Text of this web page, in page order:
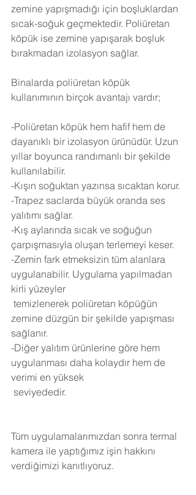
zemine yapışmadığı için boşluklardan
sıcak-soğuk geçmektedir. Poliüretan
köpük ise zemine yapışarak boşluk
bırakmadan izolasyon sağlar.
Binalarda poliüretan köpük
kullanımının birçok avantajı vardır;
-Poliüretan köpük hem hafif hem de
dayanıklı bir izolasyon ürünüdür. Uzun
yıllar boyunca randımanlı bir şekilde
kullanılabilir.
-Kışın soğuktan yazınsa sıcaktan korur.
-Trapez saclarda büyük oranda ses
yalıtımı sağlar.
-Kış aylarında sıcak ve soğuğun
çarpışmasıyla oluşan terlemeyi keser.
-Zemin fark etmeksizin tüm alanlara
uygulanabilir. Uygulama yapılmadan
kirli yüzeyler
zemine düzgün bir şekilde yapışması
sağlanır.
-Diğer yalıtım ürünlerine göre hem
uygulanması daha kolaydır hem de
verimi en yüksek
seviyededir.
Tüm uygulamalarımızdan sonra termal
kamera ile yaptığımız işin hakkını
verdiğimizi kanıtlıyoruz.